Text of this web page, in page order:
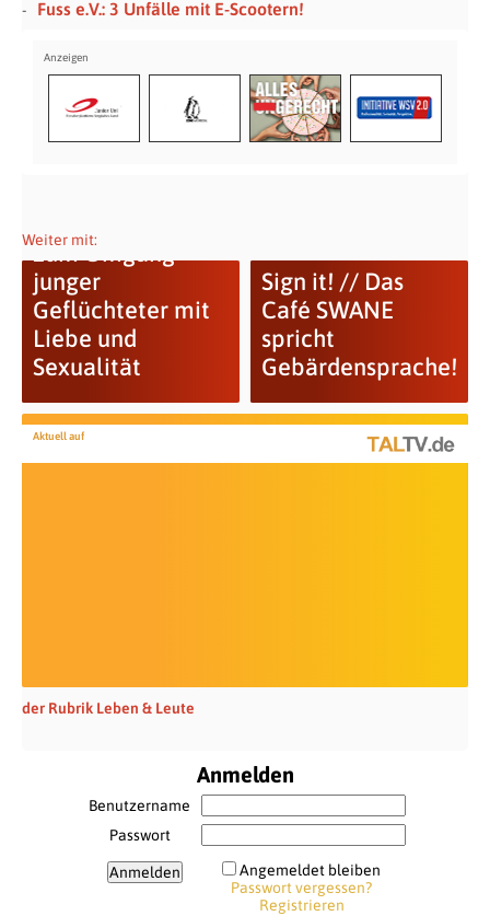
Fuss e.V.: 3 Unfälle mit E-Scootern!
Weiter mit:
zum Umgang
junger
Geflüchteter mit
Liebe und
Sexualität
Sign it! // Das
Café SWANE
spricht
Gebärdensprache!
Aktuell auf
der Rubrik Leben & Leute
Anmelden
Benutzername
Passwort
Angemeldet bleiben
Passwort vergessen?
Registrieren